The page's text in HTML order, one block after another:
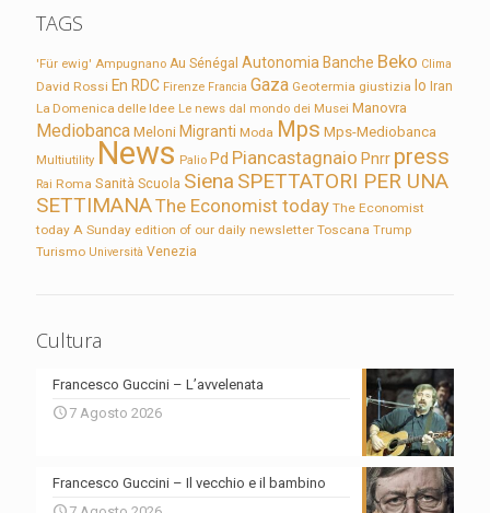
TAGS
'Für ewig' Ampugnano Au Sénégal Autonomia Banche Beko Clima
David Rossi En RDC Firenze Francia Gaza Geotermia giustizia Io Iran
La Domenica delle Idee Le news dal mondo dei Musei Manovra
Mediobanca Meloni Migranti Moda Mps Mps-Mediobanca
Multiutility News Palio Pd Piancastagnaio Pnrr press
Rai Roma Sanità Scuola Siena SPETTATORI PER UNA
SETTIMANAThe Economist today The Economist
today A Sunday edition of our daily newsletter Toscana Trump
Turismo Università Venezia
Cultura
Francesco Guccini – L’avvelenata
7 Agosto 2026
Francesco Guccini – Il vecchio e il bambino